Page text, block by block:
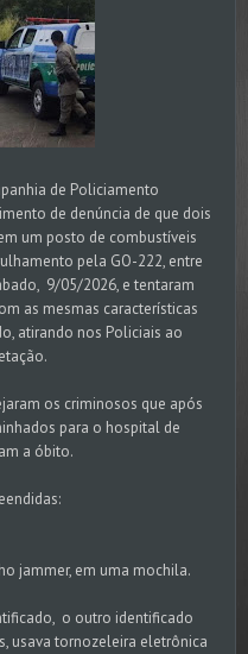
de Policiamento
de denúncia de que dois
um posto de combustíveis
pela GO-222, entre
9/05/2026, e tentaram
as mesmas características
atirando nos Policiais ao
os criminosos que após
para o hospital de
a óbito.
jammer, em uma mochila.
o outro identificado
usava tornozeleira eletrônica